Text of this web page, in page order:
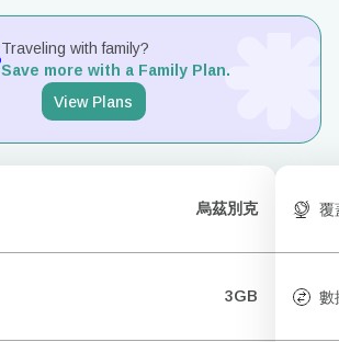
Traveling with family?
Save more with a Family Plan.
View Plans
烏茲別克
3GB
覆
數